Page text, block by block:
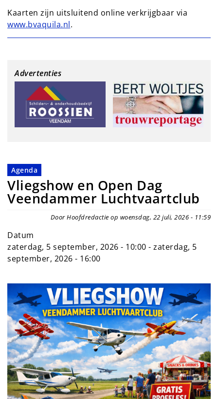
Kaarten zijn uitsluitend online verkrijgbaar via
www.bvaquila.nl.
Advertenties
Agenda
Vliegshow en Open Dag
Veendammer Luchtvaartclub
Door Hoofdredactie op woensdag, 22 juli, 2026 - 11:59
Datum
zaterdag, 5 september, 2026 - 10:00 - zaterdag, 5
september, 2026 - 16:00